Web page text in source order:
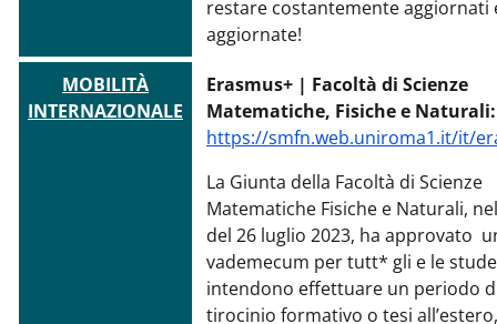
restare costantemente aggiornati
aggiornate!
MOBILITÀ
INTERNAZIONALE
Erasmus+ | Facoltà di Scienze
Matematiche, Fisiche e Naturali:
https://smfn.web.uniroma1.it/it/
La Giunta della Facoltà di Scienze
Matematiche Fisiche e Naturali,
del 26 luglio 2023, ha approvato
vademecum per tutt* gli e le
intendono effettuare un periodo
tirocinio formativo o tesi all’estero,